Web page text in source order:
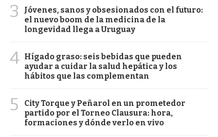
3
Jóvenes, sanos y obsesionados con el futuro:
el nuevo boom de la medicina de la
longevidad llega a Uruguay
4 Hígado graso: seis bebidas que pueden
ayudar a cuidar la salud hepática y los
hábitos que las complementan
5
City Torque y Peñarol en un prometedor
partido por el Torneo Clausura: hora,
formaciones y dónde verlo en vivo